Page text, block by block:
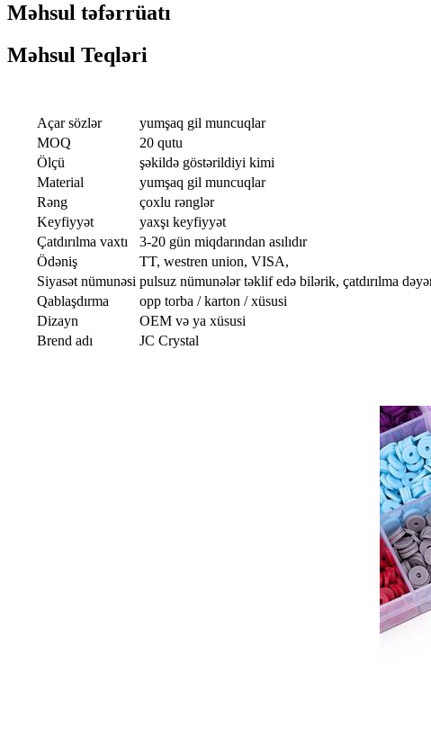
Məhsul təfərrüatı
Məhsul Teqləri
Açar sözlər
yumşaq gil muncuqlar
MOQ
20 qutu
Ölçü
şəkildə göstərildiyi kimi
Material
yumşaq gil muncuqlar
Rəng
çoxlu rənglər
Keyfiyyət
yaxşı keyfiyyət
Çatdırılma vaxtı
3-20 gün miqdarından asılıdır
Ödəniş
TT, westren union, VISA,
Siyasət nümunəsi pulsuz nümunələr təklif edə bilərik, çatdırılma
Qablaşdırma
opp torba / karton / xüsusi
Dizayn
OEM və ya xüsusi
Brend adı
JC Crystal